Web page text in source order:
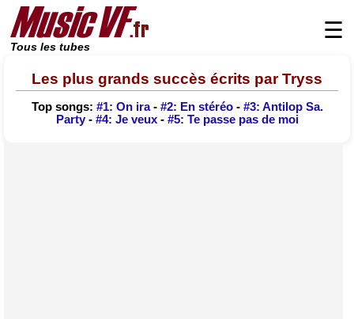
Tous les tubes
☰
Les plus grands succès écrits par Tryss
Top songs: #1: On ira- #2: En stéréo- #3: Antilop Sa.
Party- #4: Je veux- #5: Te passe pas de moi